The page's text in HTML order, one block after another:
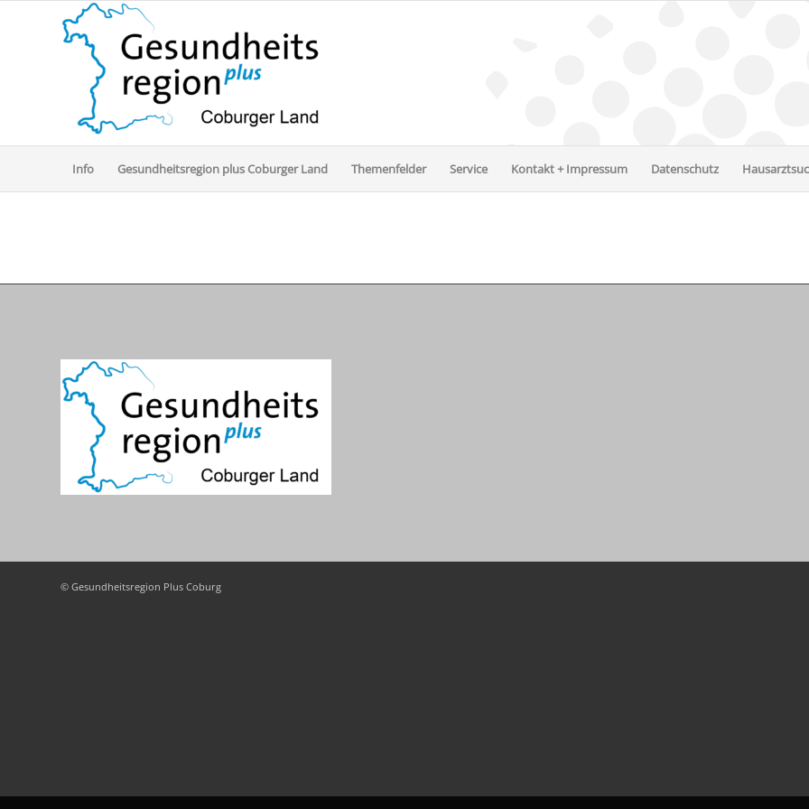
Info Gesundheitsregion plus Coburger Land Themenfelder Service Kontakt + Impressum Datenschutz
© Gesundheitsregion Plus Coburg